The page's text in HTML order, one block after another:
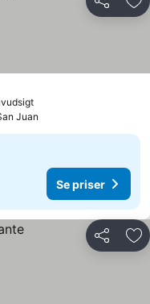
Del
Juan
Se priser
Del